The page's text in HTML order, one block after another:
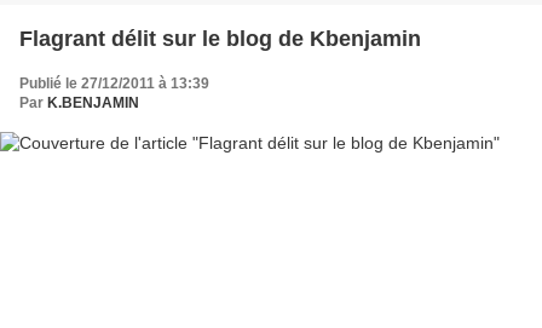
Flagrant délit sur le blog de Kbenjamin
Publié le 27/12/2011 à 13:39
Par K.BENJAMIN